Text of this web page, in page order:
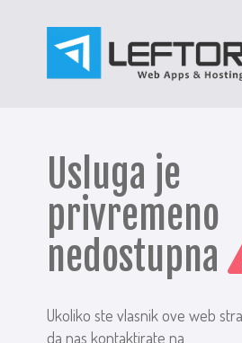
Usluga je
privremeno
nedostupna
Ukoliko ste vlasnik ove web
da nas kontaktirate na